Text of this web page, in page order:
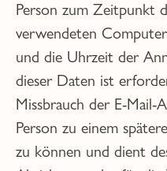
Person zum Zeitpunkt
verwendeten
und die Uhrzeit der
dieser Daten ist
Missbrauch der E-Mail-
Person zu einem
zu können und dient